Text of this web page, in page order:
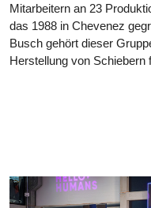
Mitarbeitern an 23
das 1988 in Chevenez
Busch gehört dieser
Herstellung von